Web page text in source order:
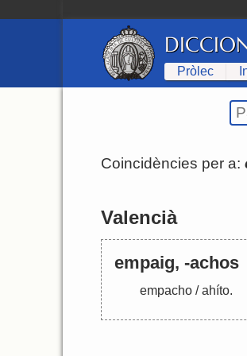
Pròlec
Coincidències per a:
Valencià
empaig, -achos
empacho /ahíto.